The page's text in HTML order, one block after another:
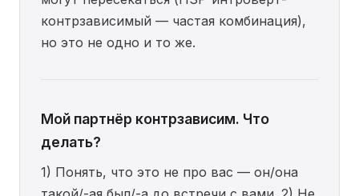
контрзависимый — частая комбинация),
но это не одно и то же.
Мой партнёр контрзависим. Что
делать?
1) Понять, что это не про вас — он/она